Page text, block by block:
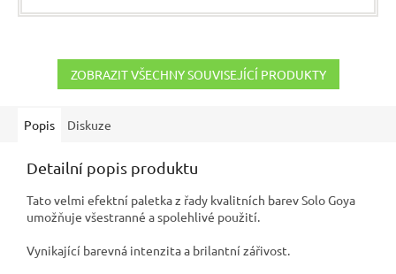
ZOBRAZIT VŠECHNY SOUVISEJÍCÍ PRODUKTY
Popis Diskuze
Detailní popis produktu
Tato velmi efektní paletka z řady kvalitních barev Solo Goya
umožňuje všestranné a spolehlivé použití.
Vynikající barevná intenzita a brilantní zářivost.